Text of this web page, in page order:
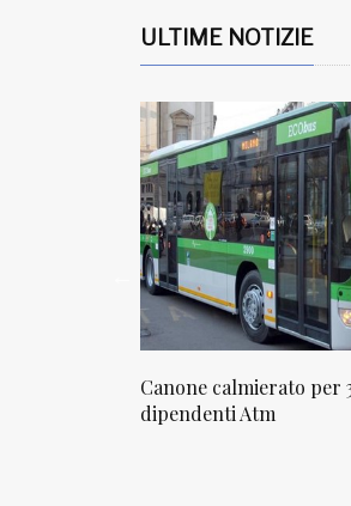
ULTIME NOTIZIE
Canone calmierato per
dipendenti Atm